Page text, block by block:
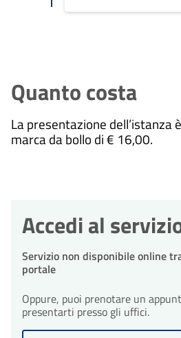
Quanto costa
La presentazione dell’istanza
marca da bollo di € 16,00.
Accedi al
Servizio non disponibile online
portale
Oppure, puoi prenotare un
presentarti presso gli uffici.